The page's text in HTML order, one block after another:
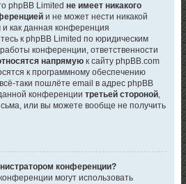
phpBB Limitedне имеет никакого
и не может нести никакой
и как данная конференция
к phpBB Limited по юридическим
конференции, ответственности
напрямую к сайту phpBB.com
к программному обеспечению
таки пошлёте email в адрес phpBB
конференциитретьей стороной,
или вы можете вообще не получить
конференции?
могут использовать